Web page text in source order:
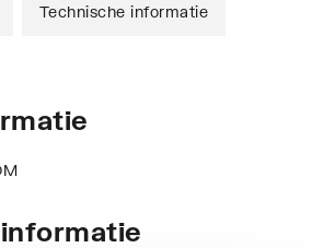
Technische informatie